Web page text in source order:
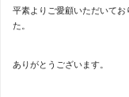
平素よりご愛顧いただいて
た。
ありがとうございます。